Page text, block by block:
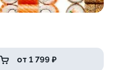
от 1 799 ₽